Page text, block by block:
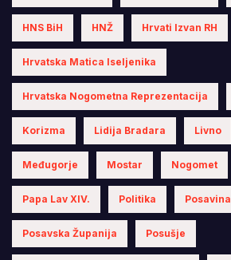
HNS BiH HNŽ Hrvati Izvan RH
Hrvatska Matica Iseljenika
Hrvatska Nogometna Reprezentacija
Korizma Lidija Bradara Livno
Međugorje Mostar Nogomet
Papa Lav XIV. Politika Posavina
Posavska Županija Posušje